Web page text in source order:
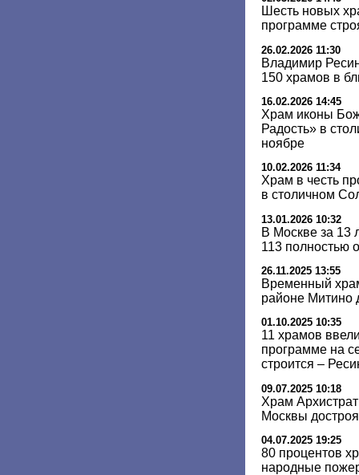
Шесть новых
программе
26.02.2026 11:30
Владимир
150 храмов в
16.02.2026 14:45
Храм иконы
Радость» в
ноябре
10.02.2026 11:34
Храм в честь
в столичном
13.01.2026 10:32
В Москве за 13
113 полностью
26.11.2025 13:55
Временный
районе Митино
01.10.2025 10:35
11 храмов
программе на
строится –
09.07.2025 10:18
Храм
Москвы
04.07.2025 19:25
80 процентов
народные